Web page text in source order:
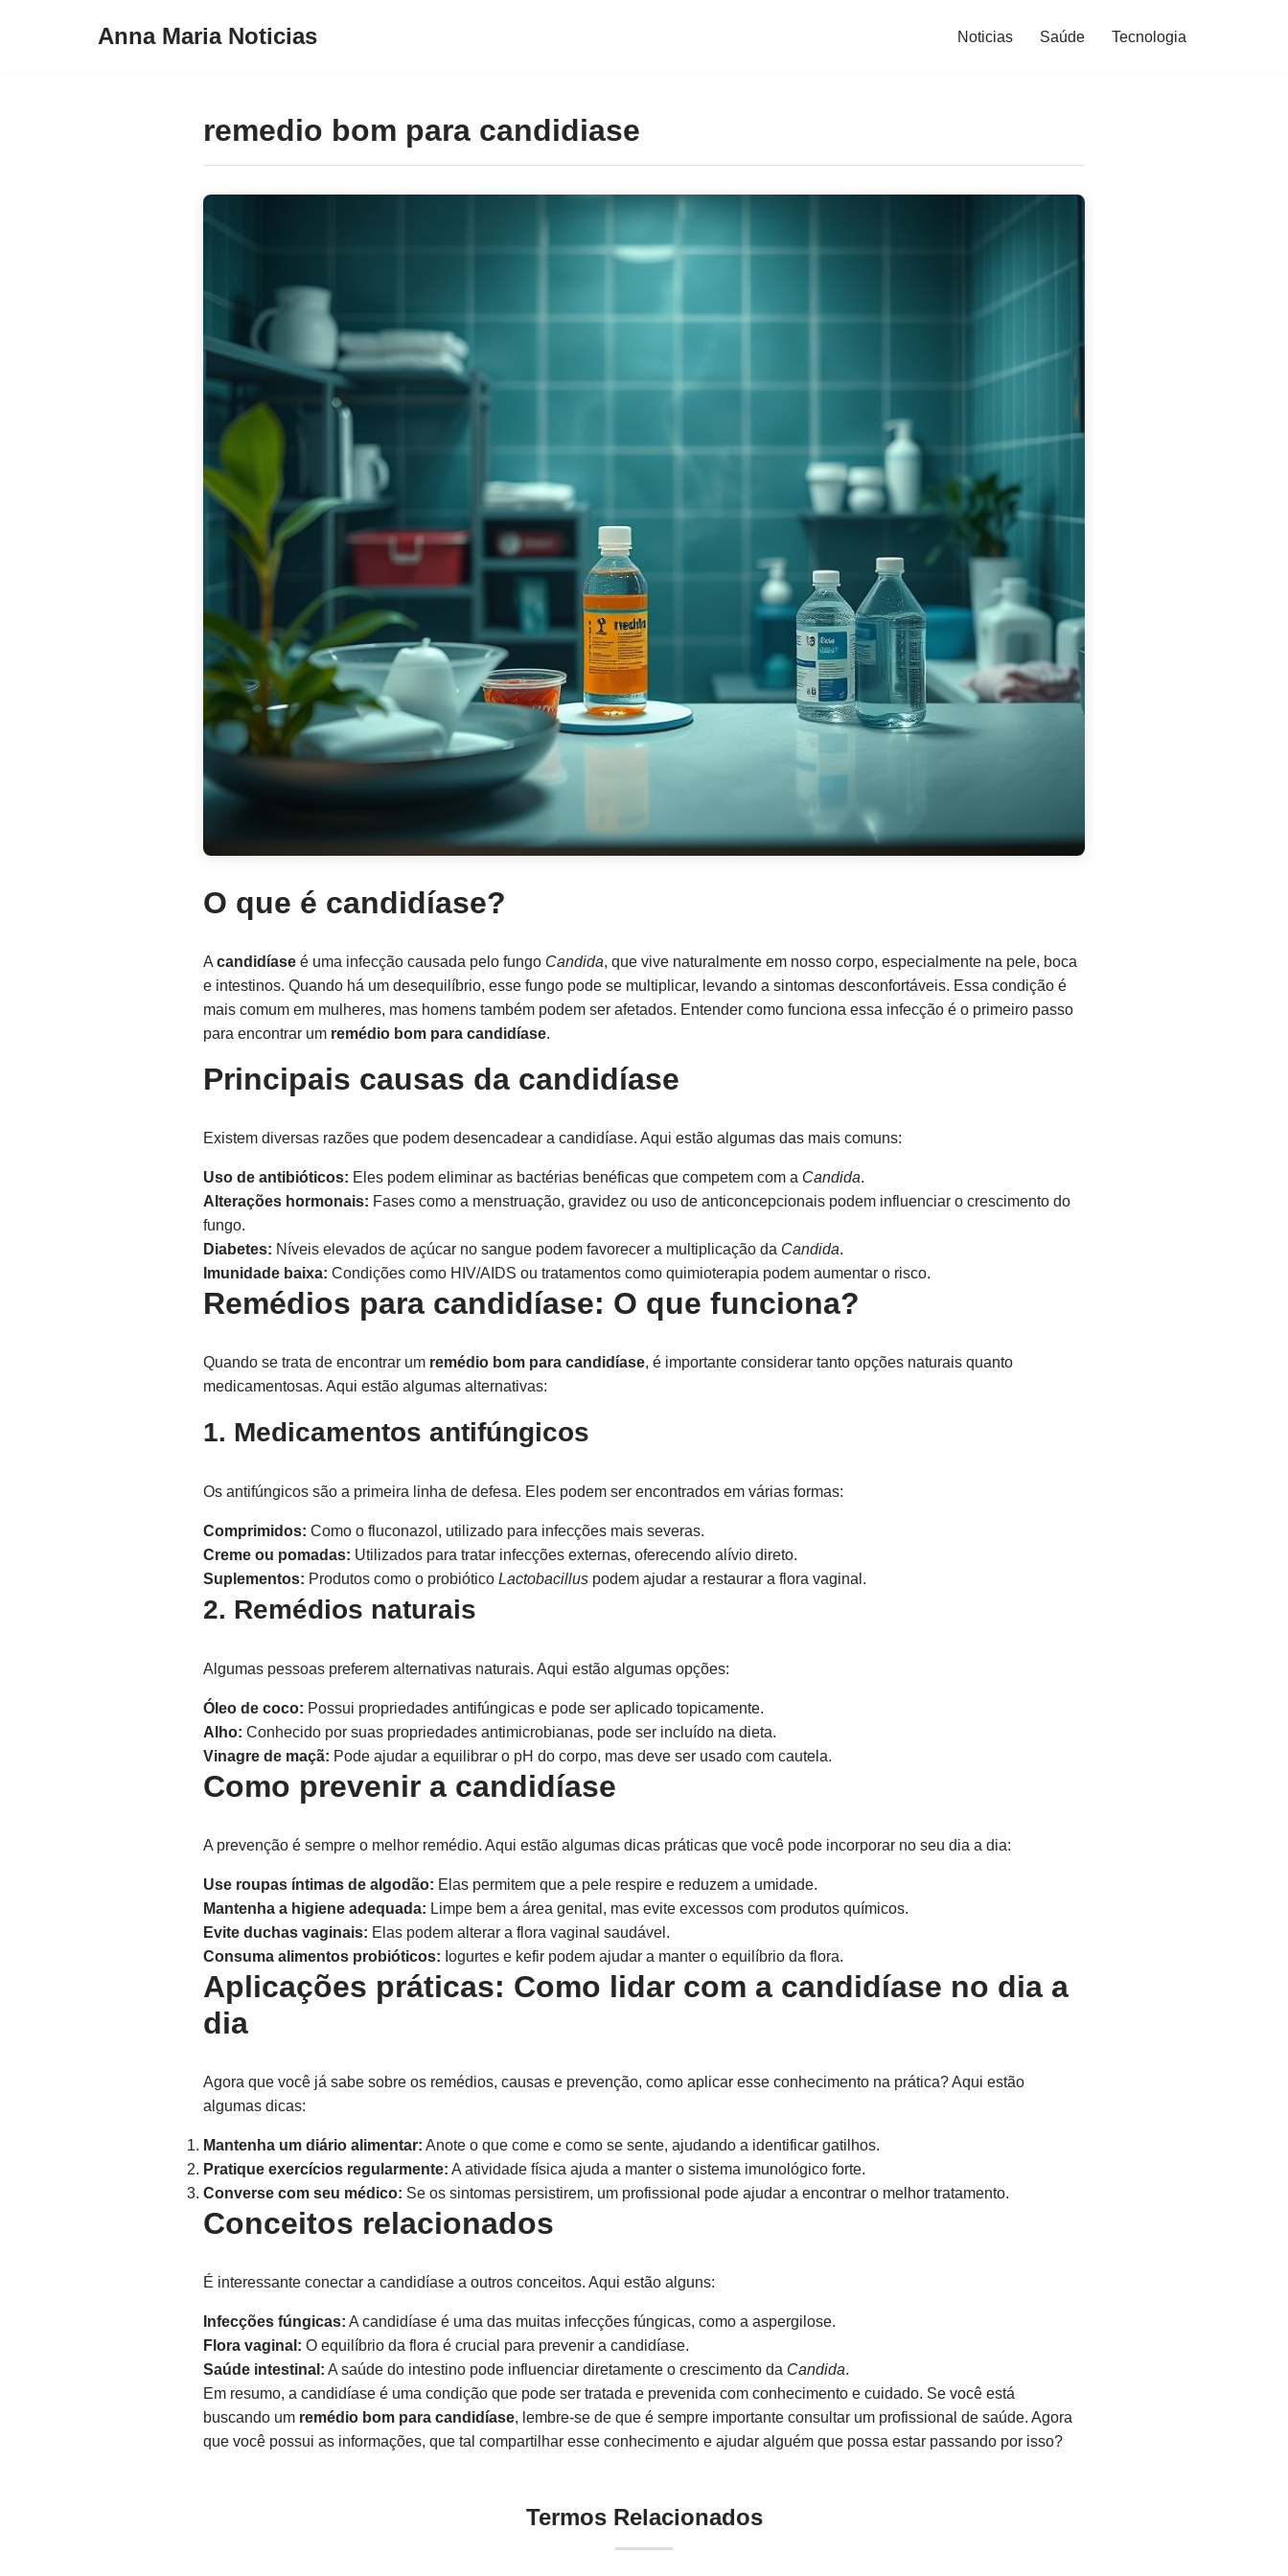
Anna Maria Noticias Noticias Saúde Tecnologia
remedio bom para candidiase
O que é candidíase?
A candidíase é uma infecção causada pelo fungo Candida, que vive naturalmente em nosso corpo, especialmente na pele, boca
e intestinos. Quando há um desequilíbrio, esse fungo pode se multiplicar, levando a sintomas desconfortáveis. Essa condição é
mais comum em mulheres, mas homens também podem ser afetados. Entender como funciona essa infecção é o primeiro passo
para encontrar um remédio bom para candidíase.
Principais causas da candidíase
Existem diversas razões que podem desencadear a candidíase. Aqui estão algumas das mais comuns:
Uso de antibióticos: Eles podem eliminar as bactérias benéficas que competem com a Candida.
Alterações hormonais: Fases como a menstruação, gravidez ou uso de anticoncepcionais podem influenciar o crescimento do
fungo.
Diabetes: Níveis elevados de açúcar no sangue podem favorecer a multiplicação da Candida.
Imunidade baixa: Condições como HIV/AIDS ou tratamentos como quimioterapia podem aumentar o risco.
Remédios para candidíase: O que funciona?
Quando se trata de encontrar um remédio bom para candidíase, é importante considerar tanto opções naturais quanto
medicamentosas. Aqui estão algumas alternativas:
1. Medicamentos antifúngicos
Os antifúngicos são a primeira linha de defesa. Eles podem ser encontrados em várias formas:
Comprimidos: Como o fluconazol, utilizado para infecções mais severas.
Creme ou pomadas: Utilizados para tratar infecções externas, oferecendo alívio direto.
Suplementos: Produtos como o probiótico Lactobacillus podem ajudar a restaurar a flora vaginal.
2. Remédios naturais
Algumas pessoas preferem alternativas naturais. Aqui estão algumas opções:
Óleo de coco: Possui propriedades antifúngicas e pode ser aplicado topicamente.
Alho: Conhecido por suas propriedades antimicrobianas, pode ser incluído na dieta.
Vinagre de maçã: Pode ajudar a equilibrar o pH do corpo, mas deve ser usado com cautela.
Como prevenir a candidíase
A prevenção é sempre o melhor remédio. Aqui estão algumas dicas práticas que você pode incorporar no seu dia a dia:
Use roupas íntimas de algodão: Elas permitem que a pele respire e reduzem a umidade.
Mantenha a higiene adequada: Limpe bem a área genital, mas evite excessos com produtos químicos.
Evite duchas vaginais: Elas podem alterar a flora vaginal saudável.
Consuma alimentos probióticos: Iogurtes e kefir podem ajudar a manter o equilíbrio da flora.
Aplicações práticas: Como lidar com a candidíase no dia a
dia
Agora que você já sabe sobre os remédios, causas e prevenção, como aplicar esse conhecimento na prática? Aqui estão
algumas dicas:
Mantenha um diário alimentar: Anote o que come e como se sente, ajudando a identificar gatilhos.
Pratique exercícios regularmente: A atividade física ajuda a manter o sistema imunológico forte.
Converse com seu médico: Se os sintomas persistirem, um profissional pode ajudar a encontrar o melhor tratamento.
Conceitos relacionados
É interessante conectar a candidíase a outros conceitos. Aqui estão alguns:
Infecções fúngicas: A candidíase é uma das muitas infecções fúngicas, como a aspergilose.
Flora vaginal: O equilíbrio da flora é crucial para prevenir a candidíase.
Saúde intestinal: A saúde do intestino pode influenciar diretamente o crescimento da Candida.
Em resumo, a candidíase é uma condição que pode ser tratada e prevenida com conhecimento e cuidado. Se você está
buscando um remédio bom para candidíase, lembre-se de que é sempre importante consultar um profissional de saúde. Agora
que você possui as informações, que tal compartilhar esse conhecimento e ajudar alguém que possa estar passando por isso?
Termos Relacionados